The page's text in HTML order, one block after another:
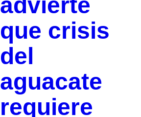
advierte
que crisis
del
aguacate
requiere